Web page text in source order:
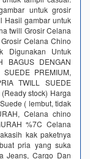
untuk grosir
Hasil gambar untuk
twill Grosir Celana
Celana Chino
Digunakan Untuk
BAGUS DENGAN
PREMIUM,
TWILL SUEDE
stock) Harga
( lembut, tidak
Celana chino
%7C Celana
kak paketnya
pria yang suka
Jeans, Cargo Dan